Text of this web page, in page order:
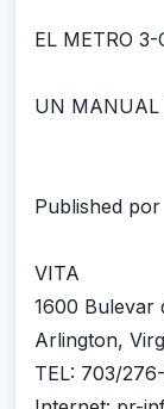
EL METRO
UN MANUAL
Published por
VITA
1600 Bulevar
Arlington,
TEL: 703/